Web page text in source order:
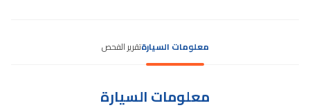
معلومات السيارةتقرير الفحص
معلومات السيارة